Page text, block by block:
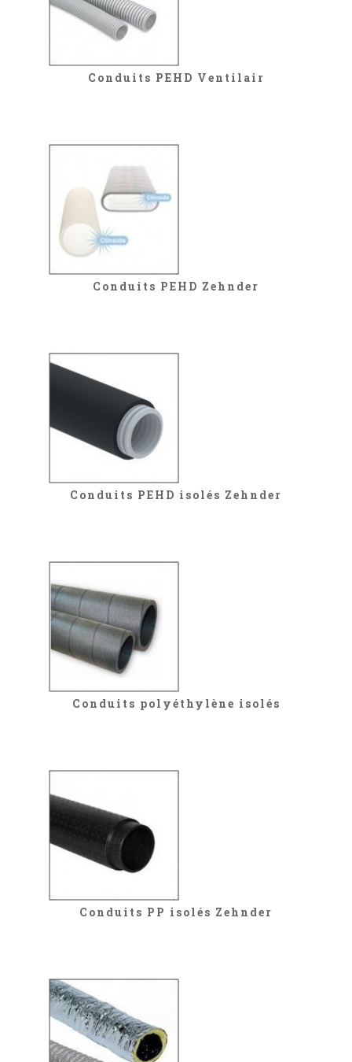
Conduits PEHD Ventilair
Conduits PEHD Zehnder
Conduits PEHD isolés Zehnder
Conduits polyéthylène isolés
Conduits PP isolés Zehnder